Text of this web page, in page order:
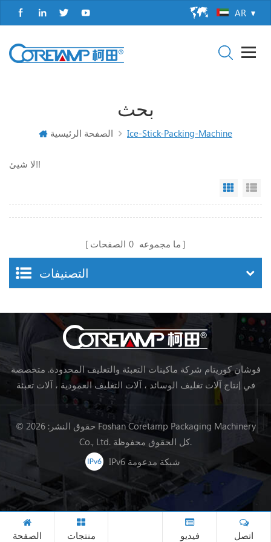
AR
بحث
الصفحة الرئيسية Ice-Stick-Packing-Machine
لا شيئ!!
Grid
ما مجموعه 0 الصفحات
التصنيفات
فوشان كوريتام شركة ماكينات التعبئة والتغليف المحدودة. متخصصة
في إنتاج آلات تغليف الوسائد ، آلات التغليف العمودية ، آلات تعبئة
خط تجهيز الأغذية ، آلات تغليف الخضروات ، آلات التعبئة والتغليف ،
© حقوق النشر: 2026 Foshan Coretamp Packaging Machinery
Co., Ltd. كل الحقوق محفوظة.
IPv6 شبكة مدعومة
الصفحة منتجات فيديو اتصل